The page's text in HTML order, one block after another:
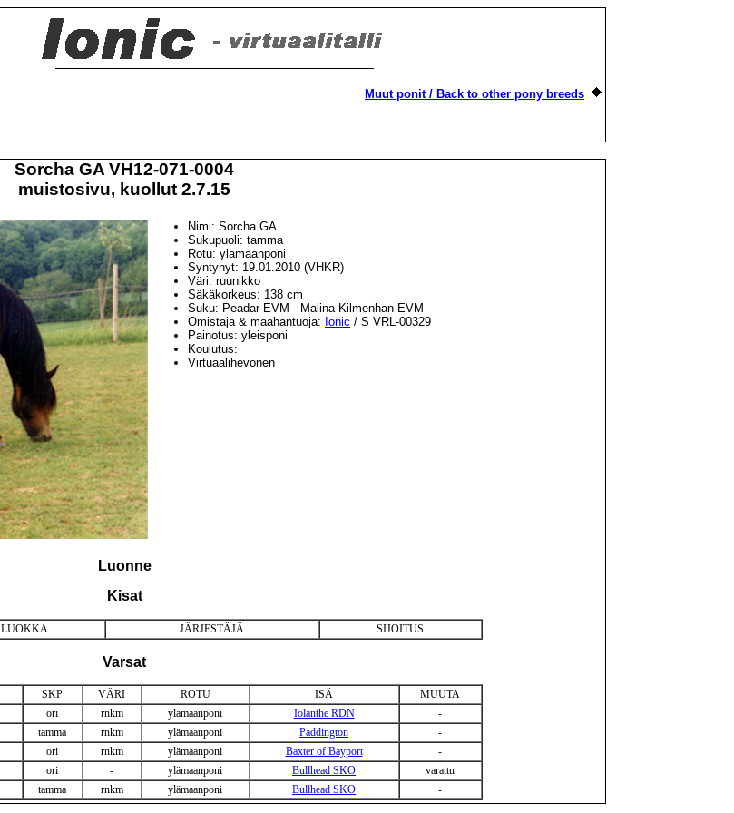
Muut ponit / Back to other pony breeds
Sorcha GA VH12-071-0004
muistosivu, kuollut 2.7.15
Nimi: Sorcha GA
Sukupuoli: tamma
Rotu: ylämaanponi
Syntynyt: 19.01.2010 (VHKR)
Väri: ruunikko
Säkäkorkeus: 138 cm
Suku: Peadar EVM - Malina Kilmenhan EVM
Omistaja & maahantuoja: Ionic / S VRL-00329
Painotus: yleisponi
Koulutus:
Virtuaalihevonen
Luonne
Kisat
LUOKKA JÄRJESTÄJÄ SIJOITUS
Varsat
SKP VÄRI ROTU ISÄ
MUUTA
ori rnkm ylämaanponi Iolanthe RDN
-
tamma rnkm ylämaanponi Paddington
-
ori rnkm ylämaanponi Baxter of Bayport
-
ori - ylämaanponi Bullhead SKO
varattu
tamma rnkm ylämaanponi Bullhead SKO -